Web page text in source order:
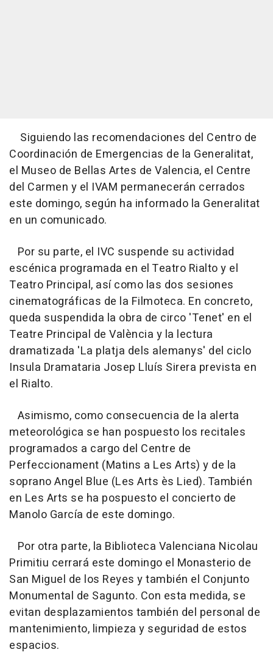
Siguiendo las recomendaciones del Centro de
Coordinación de Emergencias de la Generalitat,
el Museo de Bellas Artes de Valencia, el Centre
del Carmen y el IVAM permanecerán cerrados
este domingo, según ha informado la Generalitat
en un comunicado.
Por su parte, el IVC suspende su actividad
escénica programada en el Teatro Rialto y el
Teatro Principal, así como las dos sesiones
cinematográficas de la Filmoteca. En concreto,
queda suspendida la obra de circo 'Tenet' en el
Teatre Principal de València y la lectura
dramatizada 'La platja dels alemanys' del ciclo
Insula Dramataria Josep Lluís Sirera prevista en
el Rialto.
Asimismo, como consecuencia de la alerta
meteorológica se han pospuesto los recitales
programados a cargo del Centre de
Perfeccionament (Matins a Les Arts) y de la
soprano Angel Blue (Les Arts ès Lied). También
en Les Arts se ha pospuesto el concierto de
Manolo García de este domingo.
Por otra parte, la Biblioteca Valenciana Nicolau
Primitiu cerrará este domingo el Monasterio de
San Miguel de los Reyes y también el Conjunto
Monumental de Sagunto. Con esta medida, se
evitan desplazamientos también del personal de
mantenimiento, limpieza y seguridad de estos
espacios.